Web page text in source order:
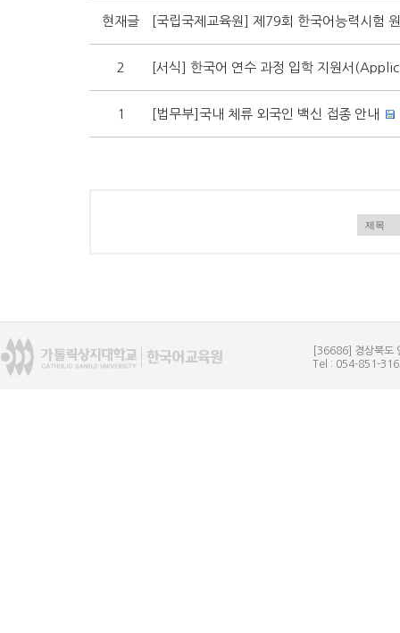
현재글 [국립국제교육원] 제79회 한국어능력시험
2 [서식] 한국어 연수 과정 입학 지원서
1 [법무부]국내 체류 외국인 백신 접종 안내
[36686] 경상북도
Tel : 054-851-